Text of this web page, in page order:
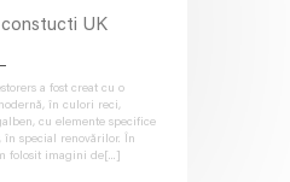
UK
a fost creat cu o
în culori reci,
cu elemente specifice
special renovărilor. În
folosit imagini de[...]